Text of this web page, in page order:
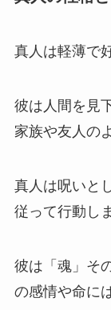
真人は軽薄で
彼は人間を見
家族や友人の
真人は呪いと
従って行動し
彼は「魂」そ
の感情や命に